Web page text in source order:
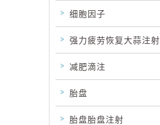
细胞因子
强力疲劳恢复大蒜注射
减肥滴注
胎盘
胎盘胎盘注射